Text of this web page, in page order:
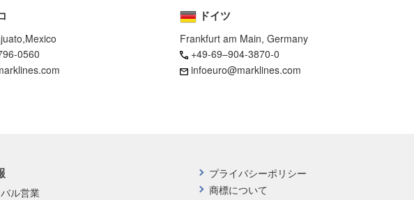
0560
ドイツ
Frankfurt am Main, Germany
+49-69–904-3870-0
infoeuro@marklines.com
プライバシーポリシー
商標について
ル営業